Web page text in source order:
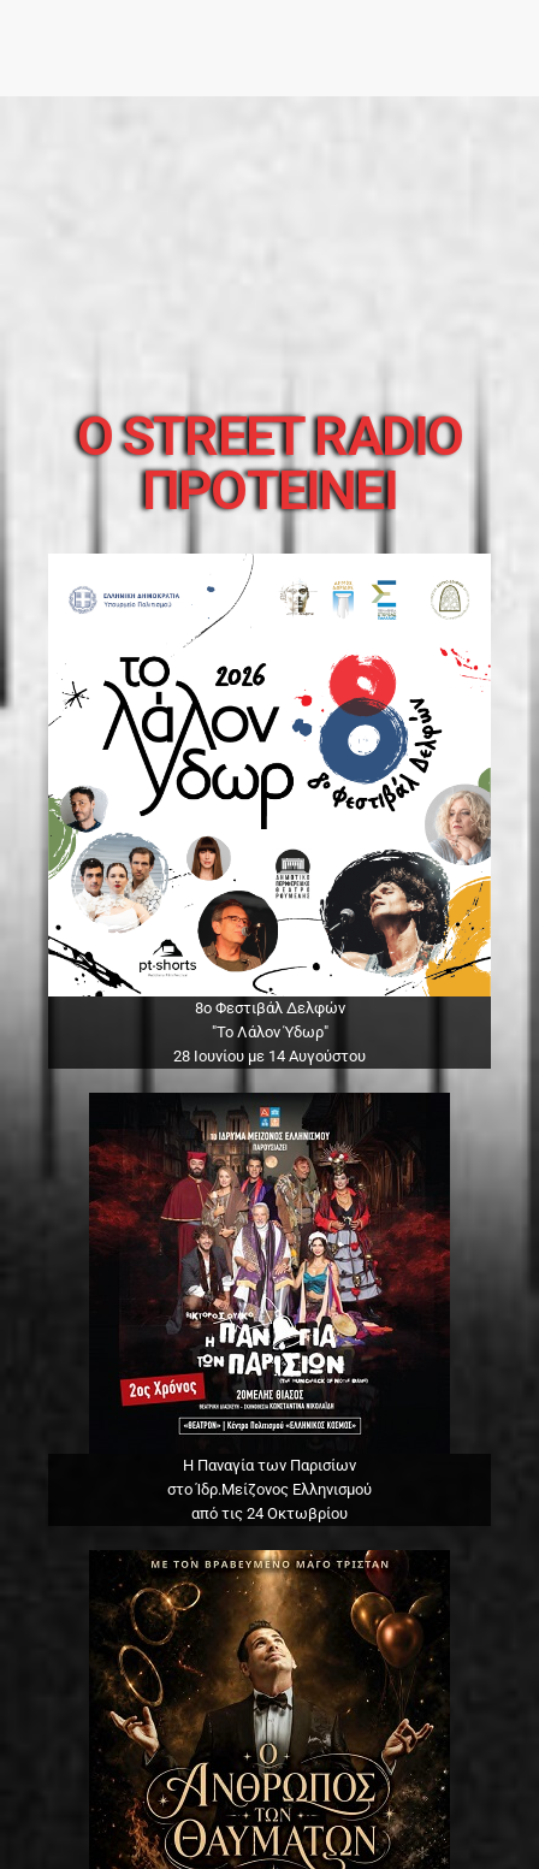
O STREET RADIO
ΠΡΟΤΕΙΝΕΙ
8ο Φεστιβάλ Δελφών
"Το Λάλον Ύδωρ"
28 Ιουνίου με 14 Αυγούστου
Η Παναγία των Παρισίων
στο Ίδρ.Μείζονος Ελληνισμού
από τις 24 Οκτωβρίου